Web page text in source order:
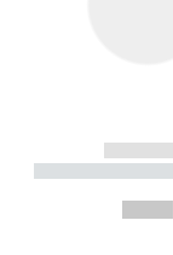
-----------